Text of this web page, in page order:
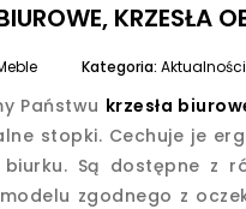
KRZESŁA
Kategoria: Aktualności
Państwu krzesła
stopki. Cechuje je
Są dostępne z
zgodnego z